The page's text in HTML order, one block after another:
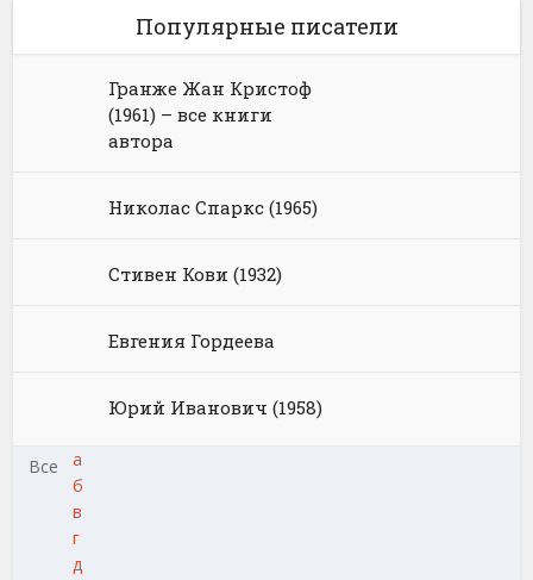
Популярные писатели
Гранже Жан Кристоф
(1961) – все книги
автора
Николас Спаркс (1965)
Стивен Кови (1932)
Евгения Гордеева
Юрий Иванович (1958)
Все
а
б
в
г
д